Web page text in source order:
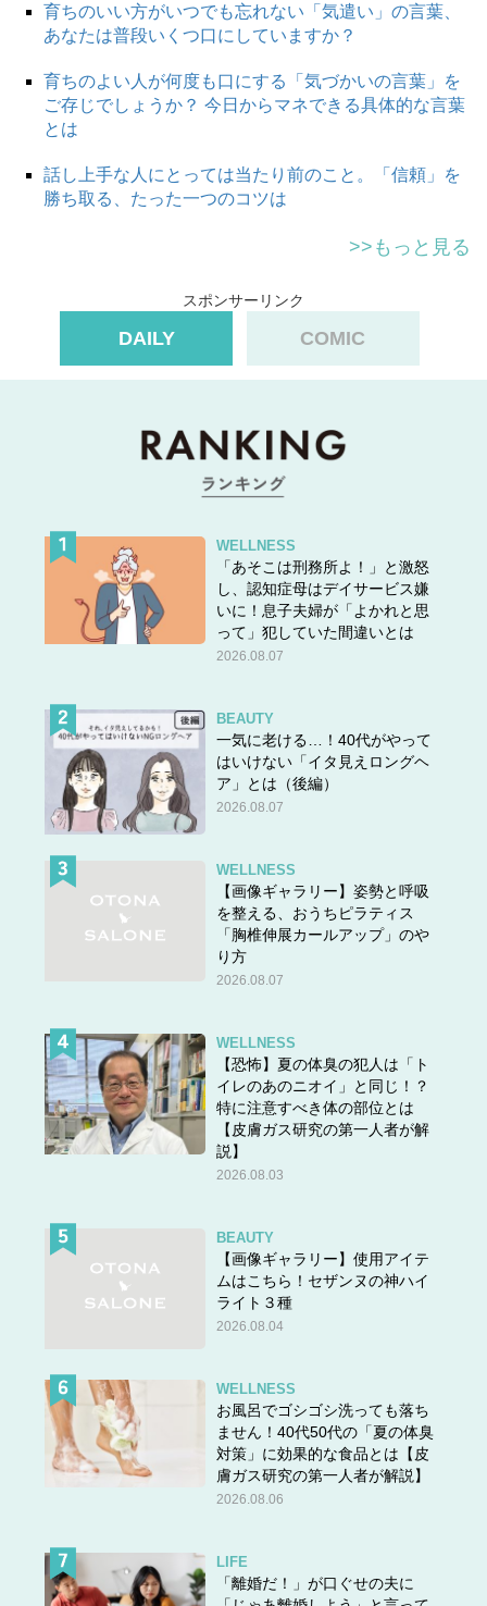
育ちのいい方がいつでも忘れない「気遣い」の言葉、
あなたは普段いくつ口にしていますか？
育ちのよい人が何度も口にする「気づかいの言葉」を
ご存じでしょうか？ 今日からマネできる具体的な言葉
とは
話し上手な人にとっては当たり前のこと。「信頼」を
勝ち取る、たった一つのコツは
>>もっと見る
スポンサーリンク
DAILY COMIC
WELLNESS
「あそこは刑務所よ！」と激怒
し、認知症母はデイサービス嫌
いに！息子夫婦が「よかれと思
って」犯していた間違いとは
2026.08.07
BEAUTY
一気に老ける…！40代がやって
はいけない「イタ見えロングヘ
ア」とは（後編）
2026.08.07
WELLNESS
【画像ギャラリー】姿勢と呼吸
を整える、おうちピラティス
「胸椎伸展カールアップ」のや
り方
2026.08.07
WELLNESS
【恐怖】夏の体臭の犯人は「ト
イレのあのニオイ」と同じ！？
特に注意すべき体の部位とは
【皮膚ガス研究の第一人者が解
説】
2026.08.03
BEAUTY
【画像ギャラリー】使用アイテ
ムはこちら！セザンヌの神ハイ
ライト３種
2026.08.04
WELLNESS
お風呂でゴシゴシ洗っても落ち
ません！40代50代の「夏の体臭
対策」に効果的な食品とは【皮
膚ガス研究の第一人者が解説】
2026.08.06
LIFE
「離婚だ！」が口ぐせの夫に